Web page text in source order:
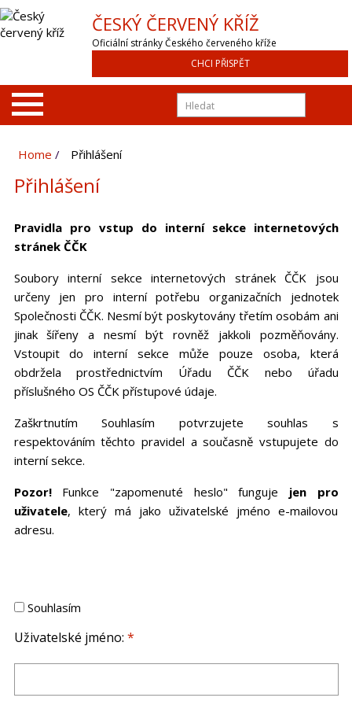
ČESKÝ ČERVENÝ KŘÍŽ
Oficiální stránky Českého červeného kříže
CHCI PŘISPĚT
Home Přihlášení
Přihlášení
Pravidla pro vstup do interní sekce internetových
stránek ČČK
Soubory interní sekce internetových stránek ČČK jsou
určeny jen pro interní potřebu organizačních jednotek
Společnosti ČČK. Nesmí být poskytovány třetím osobám ani
jinak šířeny a nesmí být rovněž jakkoli pozměňovány.
Vstoupit do interní sekce může pouze osoba, která
obdržela prostřednictvím Úřadu ČČK nebo úřadu
příslušného OS ČČK přístupové údaje.
Zaškrtnutím Souhlasím potvrzujete souhlas s
respektováním těchto pravidel a současně vstupujete do
interní sekce.
Pozor!Funkce "zapomenuté heslo" funguje jen pro
uživatele, který má jako uživatelské jméno e-mailovou
adresu.
Souhlasím
Uživatelské jméno: *